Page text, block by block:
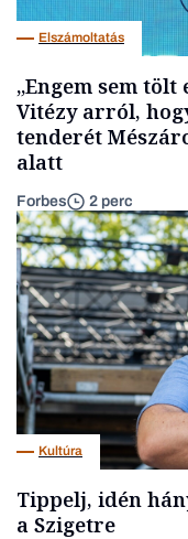
Elszámoltatás
„Engem sem tölt
Vitézy arról,
tenderét
alatt
Forbes 2 perc
Kultúra
Tippelj, idén
a Szigetre